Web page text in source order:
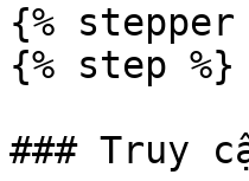
{% stepper
{% step %}
### Truy